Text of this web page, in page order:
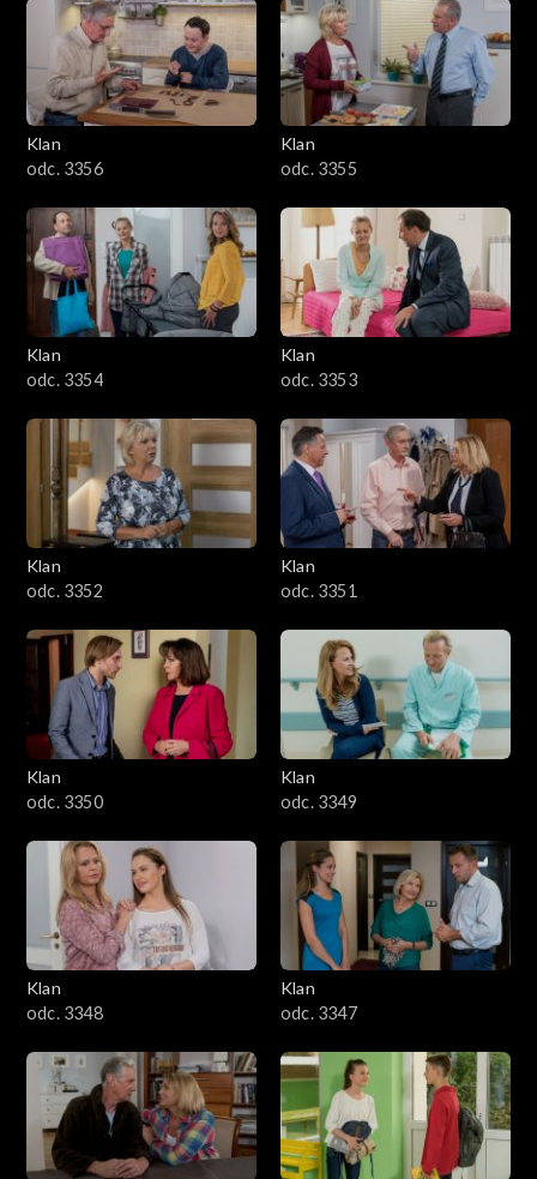
Klan
odc. 3356
Klan
odc. 3355
Klan
odc. 3354
Klan
odc. 3353
Klan
odc. 3352
Klan
odc. 3351
Klan
odc. 3350
Klan
odc. 3349
Klan
odc. 3348
Klan
odc. 3347